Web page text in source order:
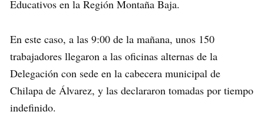
Educativos en la Región Montaña Baja.
En este caso, a las 9:00 de la mañana, unos 150
trabajadores llegaron a las oficinas alternas de la
Delegación con sede en la cabecera municipal de
Chilapa de Álvarez, y las declararon tomadas por tiempo
indefinido.